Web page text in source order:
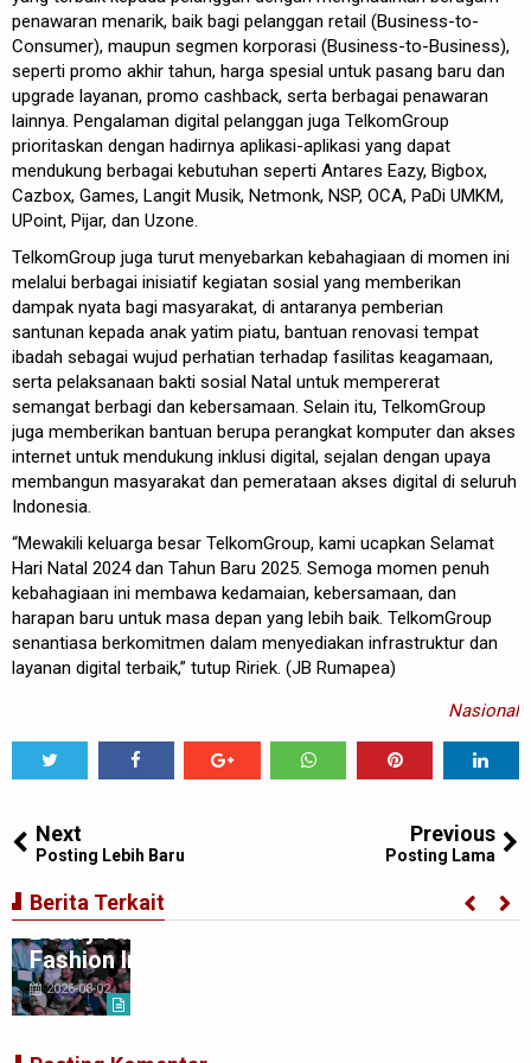
penawaran menarik, baik bagi pelanggan retail (Business-to-
Consumer), maupun segmen korporasi (Business-to-Business),
seperti promo akhir tahun, harga spesial untuk pasang baru dan
upgrade layanan, promo cashback, serta berbagai penawaran
lainnya. Pengalaman digital pelanggan juga TelkomGroup
prioritaskan dengan hadirnya aplikasi-aplikasi yang dapat
mendukung berbagai kebutuhan seperti Antares Eazy, Bigbox,
Cazbox, Games, Langit Musik, Netmonk, NSP, OCA, PaDi UMKM,
UPoint, Pijar, dan Uzone.
TelkomGroup juga turut menyebarkan kebahagiaan di momen ini
melalui berbagai inisiatif kegiatan sosial yang memberikan
dampak nyata bagi masyarakat, di antaranya pemberian
santunan kepada anak yatim piatu, bantuan renovasi tempat
ibadah sebagai wujud perhatian terhadap fasilitas keagamaan,
serta pelaksanaan bakti sosial Natal untuk mempererat
semangat berbagi dan kebersamaan. Selain itu, TelkomGroup
juga memberikan bantuan berupa perangkat komputer dan akses
internet untuk mendukung inklusi digital, sejalan dengan upaya
membangun masyarakat dan pemerataan akses digital di seluruh
Indonesia.
“Mewakili keluarga besar TelkomGroup, kami ucapkan Selamat
Hari Natal 2024 dan Tahun Baru 2025. Semoga momen penuh
kebahagiaan ini membawa kedamaian, kebersamaan, dan
harapan baru untuk masa depan yang lebih baik. TelkomGroup
senantiasa berkomitmen dalam menyediakan infrastruktur dan
layanan digital terbaik,” tutup Ririek. (JB Rumapea)
Nasional
Next
Posting Lebih Baru
Previous
Posting Lama
Berita Terkait
Penutupan Indonesia Fashion Week 2026,
Bobby Nasution: Sumut Siap Jadi Pusat
Fashion Indonesia Lewat Wastra
2026-08-02